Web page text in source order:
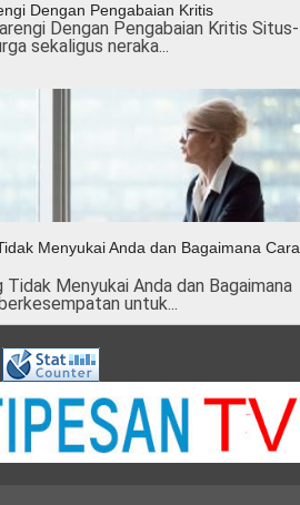
Dengan Pengabaian Kritis
Dengan Pengabaian Kritis Situs-
sekaligus neraka...
Menyukai Anda dan Bagaimana Cara
Tidak Menyukai Anda dan Bagaimana
untuk...